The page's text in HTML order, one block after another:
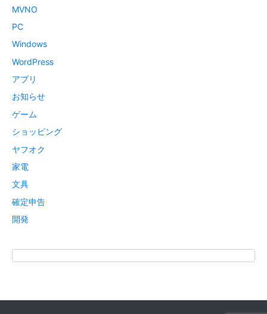
MVNO
PC
Windows
WordPress
アプリ
お知らせ
ゲーム
ショッピング
ヤフオク
家電
文具
確定申告
開発